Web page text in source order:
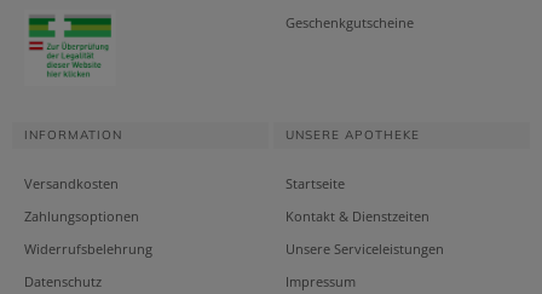
Geschenkgutscheine
INFORMATION
Versandkosten
Zahlungsoptionen
Widerrufsbelehrung
Datenschutz
UNSERE APOTHEKE
Startseite
Kontakt & Dienstzeiten
Unsere Serviceleistungen
Impressum